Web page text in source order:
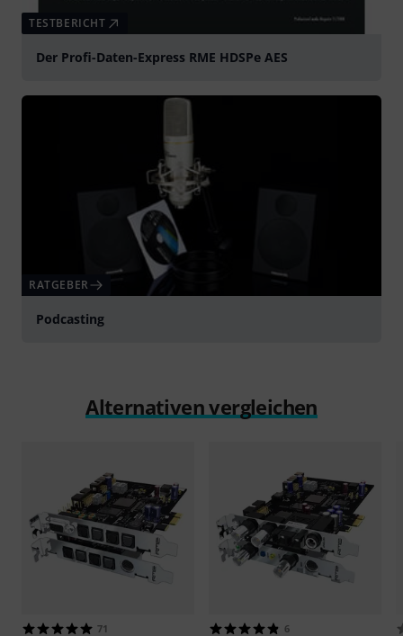
TESTBERICHT
Der Profi-Daten-Express RME HDSPe AES
RATGEBER
Podcasting
Alternativen vergleichen
71 6